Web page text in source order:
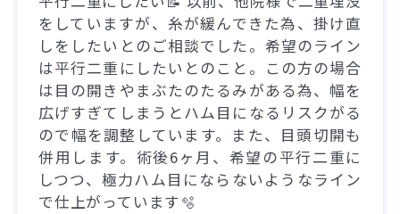
をしていますが、糸が緩んできた為、掛け直
しをしたいとのご相談でした。希望のライン
は平行二重にしたいとのこと。この方の場合
は目の開きやまぶたのたるみがある為、幅を
広げすぎてしまうとハム目になるリスクがる
ので幅を調整しています。また、目頭切開も
併用します。術後6ヶ月、希望の平行二重に
しつつ、極力ハム目にならないようなライン
で仕上がっています🫧